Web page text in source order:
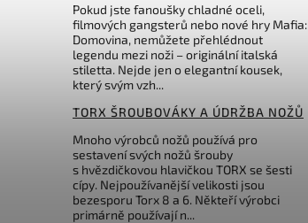
Pokud jste fanoušky chladné oceli,
filmových gangsterů nebo nové hry Mafia:
Domovina, nemůžete přehlédnout
legendu mezi noži – originální italská
stiletta. Nejde jen o elegantní kousek,
který svým vzh...
TORX ŠROUBOVÁKY A ÚDRŽBA NOŽŮ
Mnoho výrobců nožů používá pro
sestavení svých nožů šrouby
s hvězdičkovou hlavičkou TORX se šesti
cípy. Nejpoužívanější velikosti jsou
bezesporu Torx 8 a 6. Někteří výrobci
primárně používají n...